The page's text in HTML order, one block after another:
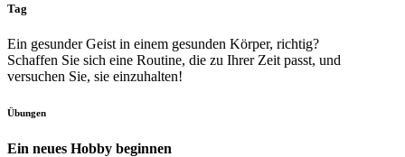
Tag
Ein gesunder Geist in einem gesunden Körper, richtig?
Schaffen Sie sich eine Routine, die zu Ihrer Zeit passt, und
versuchen Sie, sie einzuhalten!
Übungen
Ein neues Hobby beginnen